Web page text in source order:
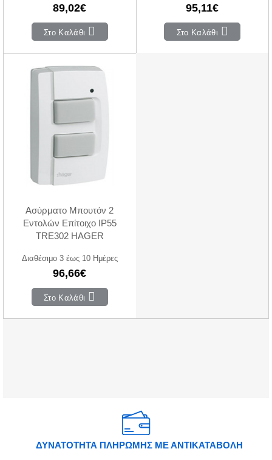
89,02€
Στο Καλάθι
95,11€
Στο Καλάθι
Ασύρματο Μπουτόν 2
Εντολών Επίτοιχο IP55
TRE302 HAGER
Διαθέσιμο 3 έως 10 Ημέρες
96,66€
Στο Καλάθι
ΔΥΝΑΤΟΤΗΤΑ ΠΛΗΡΩΜΗΣ ΜΕ ΑΝΤΙΚΑΤΑΒΟΛΗ